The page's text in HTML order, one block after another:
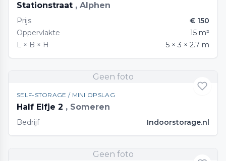
Stationstraat , Alphen
Prijs
€ 150
Oppervlakte
15 m²
L × B × H
5 × 3 × 2.7 m
Geen foto
SELF-STORAGE / MINI OPSLAG
Half Elfje 2 , Someren
Bedrijf Indoorstorage.nl
Geen foto